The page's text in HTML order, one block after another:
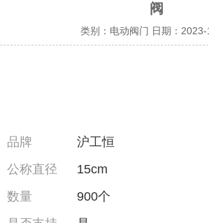
阀
类别：电动阀门 日期：
品牌
沪工恒
公称直径
15cm
数量
900个